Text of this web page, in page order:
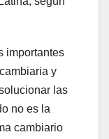
importantes
y
las
no es la
cambiario